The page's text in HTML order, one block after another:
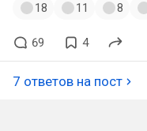
18 11 8
69 4
7 ответов на пост